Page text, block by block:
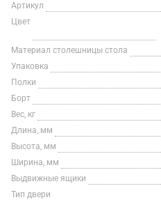
Артикул
Цвет
Материал столешницы стола
Упаковка
Полки
Борт
Вес, кг
Длина, мм
Высота, мм
Ширина, мм
Выдвижные ящики
Тип двери